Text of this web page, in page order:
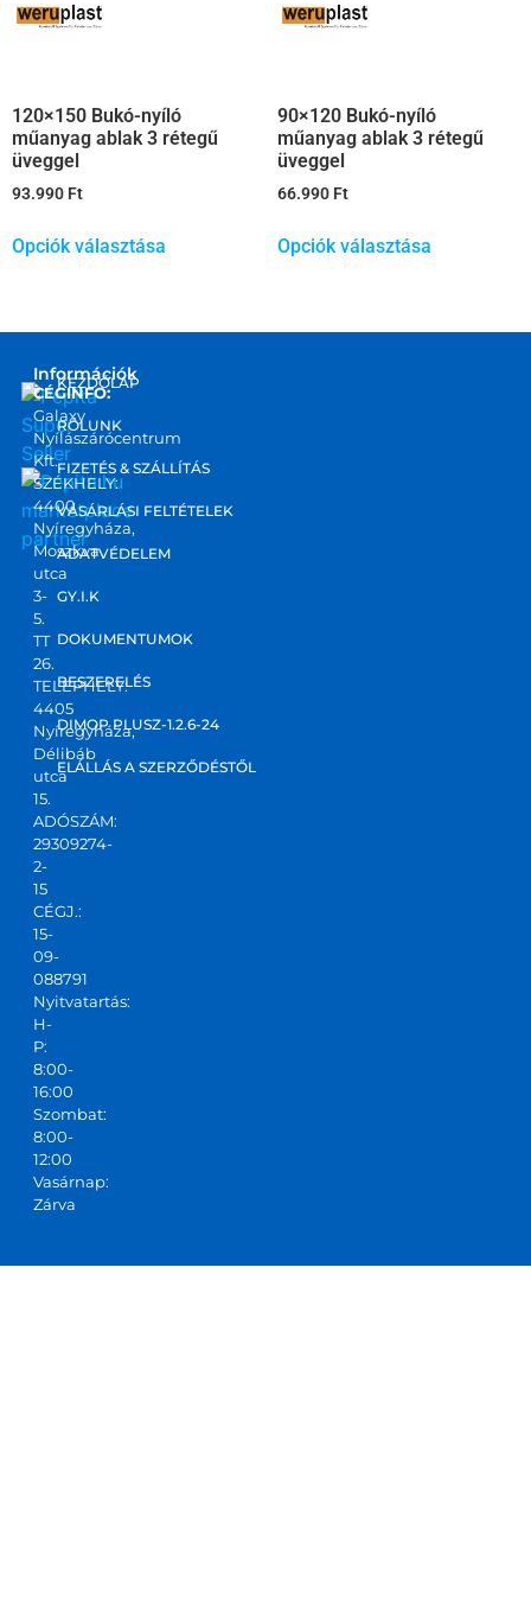
120×150 Bukó-nyíló
műanyag ablak 3 rétegű
üveggel
93.990 Ft
Opciók választása
90×120 Bukó-nyíló
műanyag ablak 3 rétegű
üveggel
66.990 Ft
Opciók választása
marketplace
partner
Információk
CÉGINFO:
Galaxy
Nyílászárócentrum
Kft.
SZÉKHELY:
4400
Nyíregyháza,
Moszkva
utca
3-
5.
TT
26.
TELEPHELY:
4405
Nyíregyháza,
Délibáb
utca
15.
ADÓSZÁM:
29309274-
2-
15
CÉGJ.:
15-
09-
088791
Nyitvatartás:
H-
P:
8:00-
16:00
Szombat:
8:00-
12:00
Vasárnap:
Zárva
KEZDŐLAP
RÓLUNK
FIZETÉS & SZÁLLÍTÁS
VÁSÁRLÁSI FELTÉTELEK
ADATVÉDELEM
GY.I.K
DOKUMENTUMOK
BESZERELÉS
DIMOP PLUSZ-1.2.6-24
ELÁLLÁS A SZERZŐDÉSTŐL